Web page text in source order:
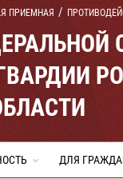
ПРИЕМНАЯ
ДЛЯ